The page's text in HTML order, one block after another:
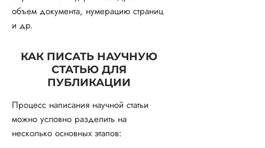
объем документа, нумерацию страниц
и др.
КАК ПИСАТЬ НАУЧНУЮ
СТАТЬЮ ДЛЯ
ПУБЛИКАЦИИ
Процесс написания научной статьи
можно условно разделить на
несколько основных этапов: